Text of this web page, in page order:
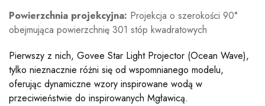
Powierzchnia projekcyjna: Projekcja o szerokości 90°
obejmująca powierzchnię 301 stóp kwadratowych
Pierwszy z nich, Govee Star Light Projector (Ocean Wave),
tylko nieznacznie różni się od wspomnianego modelu,
oferując dynamiczne wzory inspirowane wodą w
przeciwieństwie do inspirowanych Mgławicą.